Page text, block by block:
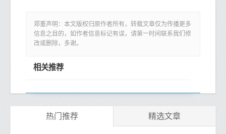
郑重声明：本文版权归原作者所有，转载文章仅为传播更多
信息之目的，如作者信息标记有误，请第一时间联系我们修
改或删除，多谢。
相关推荐
热门推荐 精选文章